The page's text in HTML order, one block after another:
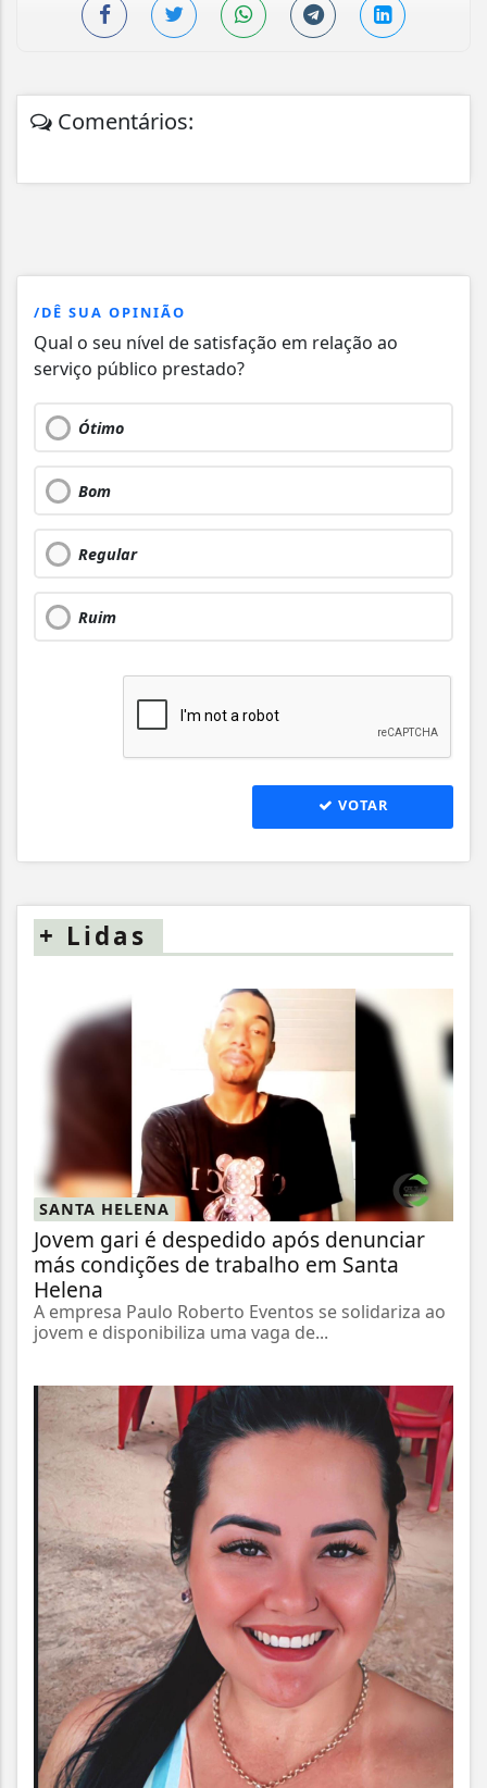
Comentários:
/DÊ SUA OPINIÃO
Qual o seu nível de satisfação em relação ao
serviço público prestado?
Ótimo
Bom
Regular
Ruim
VOTAR
+ Lidas
SANTA HELENA
Jovem gari é despedido após denunciar
más condições de trabalho em Santa
Helena
A empresa Paulo Roberto Eventos se solidariza ao
jovem e disponibiliza uma vaga de...